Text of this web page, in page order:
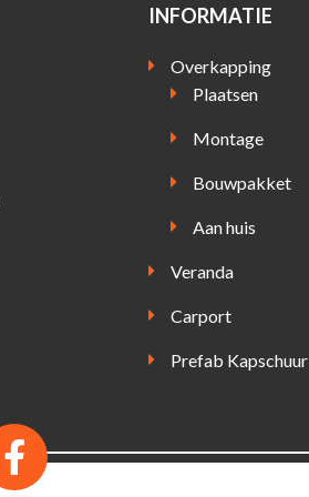
INFORMATIE
Overkapping
Plaatsen
Montage
Bouwpakket
Aan huis
Veranda
Carport
Prefab Kapschuur